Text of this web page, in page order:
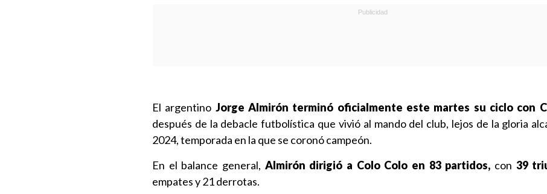
El argentino Jorge Almirón terminó oficialmente este martes su ciclo con
después de la debacle futbolística que vivió al mando del club, lejos de la gloria
2024, temporada en la que se coronó campeón.
En el balance general, Almirón dirigió a Colo Colo en 83 partidos, con 39
empates y 21 derrotas.